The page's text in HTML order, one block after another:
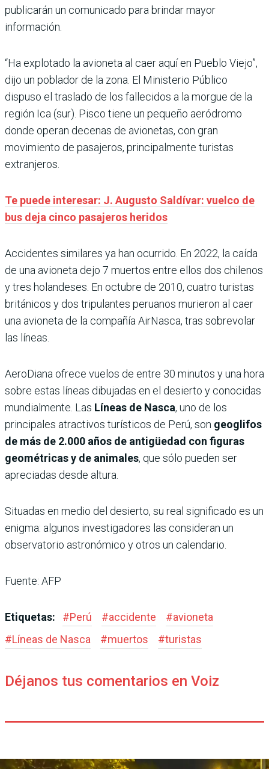
publicarán un comunicado para brindar mayor
información.
“Ha explotado la avioneta al caer aquí en Pueblo Viejo”,
dijo un poblador de la zona. El Ministerio Público
dispuso el traslado de los fallecidos a la morgue de la
región Ica (sur). Pisco tiene un pequeño aeródromo
donde operan decenas de avionetas, con gran
movimiento de pasajeros, principalmente turistas
extranjeros.
Te puede interesar: J. Augusto Saldívar: vuelco de
bus deja cinco pasajeros heridos
Accidentes similares ya han ocurrido. En 2022, la caída
de una avioneta dejo 7 muertos entre ellos dos chilenos
y tres holandeses. En octubre de 2010, cuatro turistas
británicos y dos tripulantes peruanos murieron al caer
una avioneta de la compañía AirNasca, tras sobrevolar
las líneas.
AeroDiana ofrece vuelos de entre 30 minutos y una hora
sobre estas líneas dibujadas en el desierto y conocidas
mundialmente. Las Líneas de Nasca, uno de los
principales atractivos turísticos de Perú, son geoglifos
de más de 2.000 años de antigüedad con figuras
geométricas y de animales, que sólo pueden ser
apreciadas desde altura.
Situadas en medio del desierto, su real significado es un
enigma: algunos investigadores las consideran un
observatorio astronómico y otros un calendario.
Fuente: AFP
Etiquetas: #Perú #accidente #avioneta
#Líneas de Nasca #muertos #turistas
Déjanos tus comentarios en Voiz